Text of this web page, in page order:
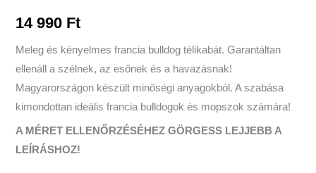
14 990 Ft
Meleg és kényelmes francia bulldog télikabát. Garantáltan
ellenáll a szélnek, az esőnek és a havazásnak!
Magyarországon készült minőségi anyagokból. A szabása
kimondottan ideális francia bulldogok és mopszok számára!
A MÉRET ELLENŐRZÉSÉHEZ GÖRGESS LEJJEBB A
LEÍRÁSHOZ!